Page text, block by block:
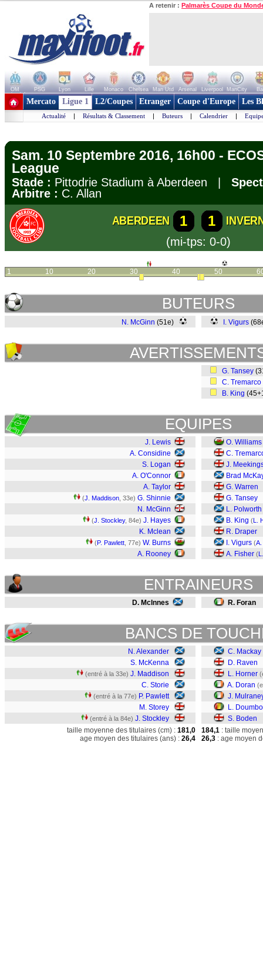
A retenir : Palmarès Coupe du
OM PSG Lyon Lille Monaco Chelsea Man Utd Arsenal Liverpool ManCity
+ de clubs
Mercato Ligue 1 L2/Coupes Etranger Coupe d'Europe Les
Actualité | Résultats & Classement | Buteurs | Calendrier |
Sam. 10 Septembre 2016, 16h00 -
League
Stade : Pittodrie Stadium à Aberdeen |
Arbitre : C. Allan
ABERDEEN 1 1
(mi-tps: 0-0)
1 10 20 30 40 50
BUTEURS
N. McGinn (51e) I. Vigurs
G. Tansey
C. Tremarco
B. King
EQUIPES
J. Lewis
A. Considine
S. Logan
A. O'Connor
A. Taylor
(J. Maddison , 33e) G. Shinnie
N. McGinn
(J. Stockley, 84e) J. Hayes
K. Mclean
(P. Pawlett , 77e) W. Burns
A. Rooney
O. Williams
C.
J.
Brad
G. Warren
G. Tansey
L. Polworth
B. King (L.
R. Draper
I. Vigurs (A.
A. Fisher (
ENTRAINEURS
D. McInnes R. Foran
BANCS DE
N. Alexander
S. McKenna
(entré à la 33e) J. Maddison
C. Storie
(entré à la 77e) P. Pawlett
M. Storey
(entré à la 84e) J. Stockley
C. Mackay
D. Raven
L. Horner
A. Doran
J.
L.
S. Boden
taille moyenne des titulaires (cm) : 181,0
age moyen des titulaires (ans) : 26,4
184,1 : taille
26,3 : age moyen